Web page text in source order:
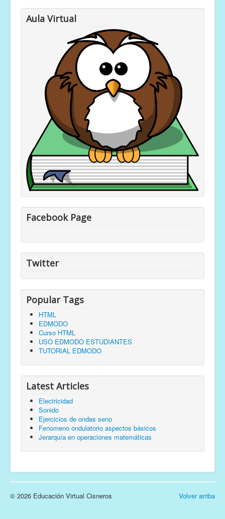
Aula Virtual
Facebook Page
Twitter
Popular Tags
HTML
EDMODO
Curso HTML
USO EDMODO ESTUDIANTES
TUTORIAL EDMODO
Latest Articles
Electricidad
Sonido
Ejercicios de ondas seno
Fenomeno ondulatorio aspectos básicos
Jerarquía en operaciones matemáticas
Volver arriba
© 2026 Educación Virtual Cisneros